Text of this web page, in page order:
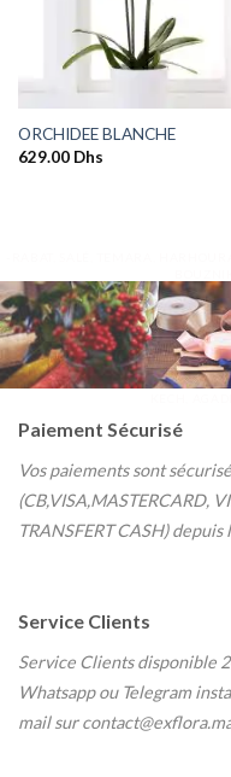
ORCHIDEE BLANCHE
629.00 Dhs
Paiement Sécurisé
Vos paiements sont
(CB,VISA,MASTERCARD,
TRANSFERT CASH)
Service Clients
Service Clients disponible
Whatsapp ou Telegram
mail sur